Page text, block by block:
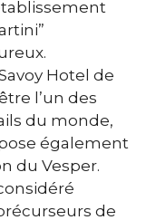
Hotel de
l’un des
du monde,
également
du Vesper.
de